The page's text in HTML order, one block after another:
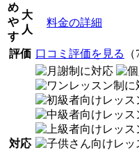
め
や
す
大
人
料金の詳細
評価 口コミ評価を見る
対応